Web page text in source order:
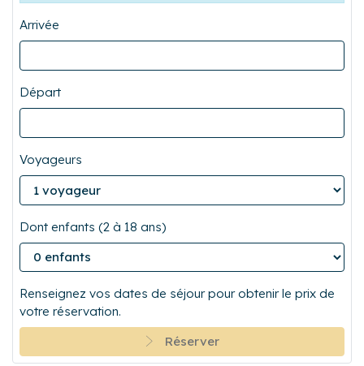
Arrivée
Départ
Voyageurs
Dont enfants (2 à 18 ans)
Renseignez vos dates de séjour pour obtenir le prix de
votre réservation.
Réserver